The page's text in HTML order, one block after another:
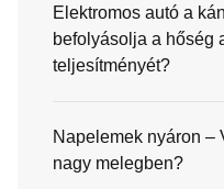
Elektromos autó a
befolyásolja a hőség
teljesítményét?
Napelemek nyáron –
nagy melegben?